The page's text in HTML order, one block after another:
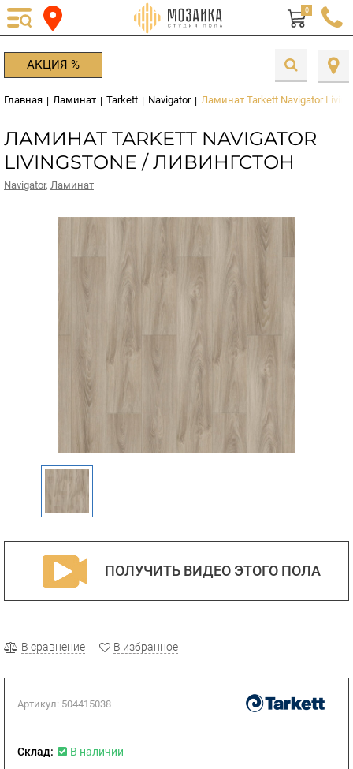
0
АКЦИЯ %
Главная | Ламинат | Tarkett | Navigator | Ламинат Tarkett Navigator
ЛАМИНАТ TARKETT NAVIGATOR
LIVINGSTONE / ЛИВИНГСТОН
Navigator, Ламинат
ПОЛУЧИТЬ ВИДЕО ЭТОГО ПОЛА
В сравнение В избранное
Артикул: 504415038
Склад: В наличии